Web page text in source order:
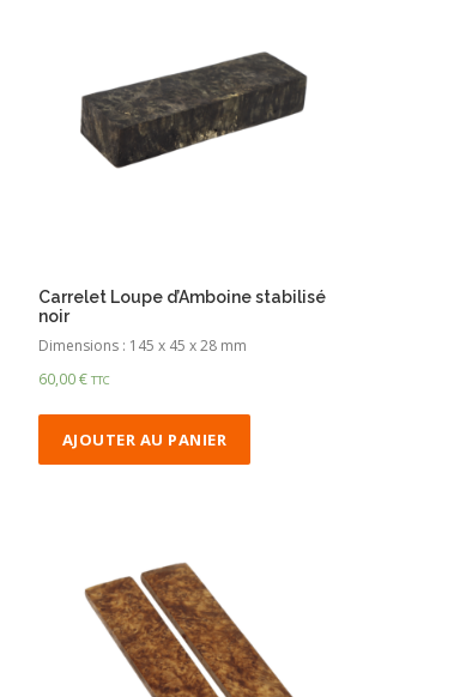
Carrelet Loupe d’Amboine stabilisé
noir
Dimensions : 145 x 45 x 28 mm
60,00€ TTC
AJOUTER AU PANIER